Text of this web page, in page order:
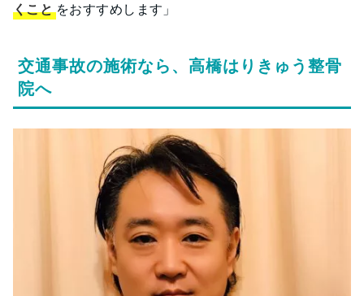
くことをおすすめします」
交通事故の施術なら、高橋はりきゅう整骨
院へ